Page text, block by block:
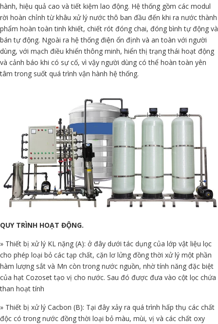
hành, hiệu quả cao và tiết kiệm lao động. Hệ thống gồm các modul
rời hoàn chỉnh từ khâu xử lý nước thô ban đầu đến khi ra nước thành
phẩm hoàn toàn tinh khiết, chiết rót đóng chai, đóng bình tự động và
bán tự động. Ngoài ra hệ thống điện ổn định và an toàn với người
dùng, với mạch điều khiển thông minh, hiển thị trạng thái hoạt động
và cảnh báo khi có sự cố, vì vậy người dùng có thể hoàn toàn yên
tâm trong suốt quá trình vận hành hệ thống.
QUY TRÌNH HOẠT ĐỘNG.
» Thiết bị xử lý KL nặng (A): ở đây dưới tác dụng của lớp vật liệu lọc
cho phép loại bỏ các tạp chất, cặn lơ lửng đồng thời xử lý một phần
hàm lượng sắt và Mn còn trong nước nguồn, nhờ tính năng đặc biệt
của hạt Cozoset tạo vị cho nước. Sau đó được đưa vào cột lọc chứa
than hoạt tính
» Thiết bị xử lý Cacbon (B): Tại đây xảy ra quá trình hấp thụ các chất
độc có trong nước đồng thời loại bỏ màu, mùi, vị và các chất oxy